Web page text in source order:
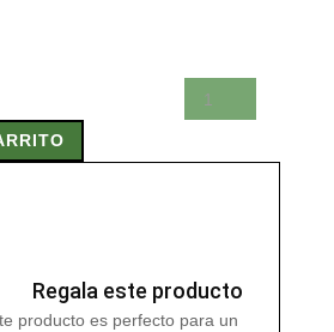
Regala este producto
producto es perfecto para un